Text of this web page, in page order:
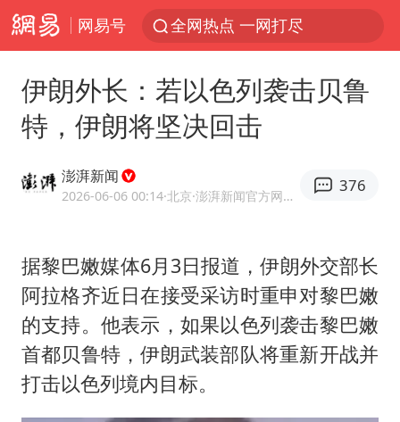
网易号 全网热点 一网打尽
伊朗外长：若以色列袭击贝鲁
特，伊朗将坚决回击
澎湃新闻
2026-06-06 00:14·北京 ·澎湃新闻官方网易号
376
据黎巴嫩媒体6月3日报道，伊朗外交部长
阿拉格齐近日在接受采访时重申对黎巴嫩
的支持。他表示，如果以色列袭击黎巴嫩
首都贝鲁特 ，伊朗武装部队将重新开战并
打击以色列境内目标。